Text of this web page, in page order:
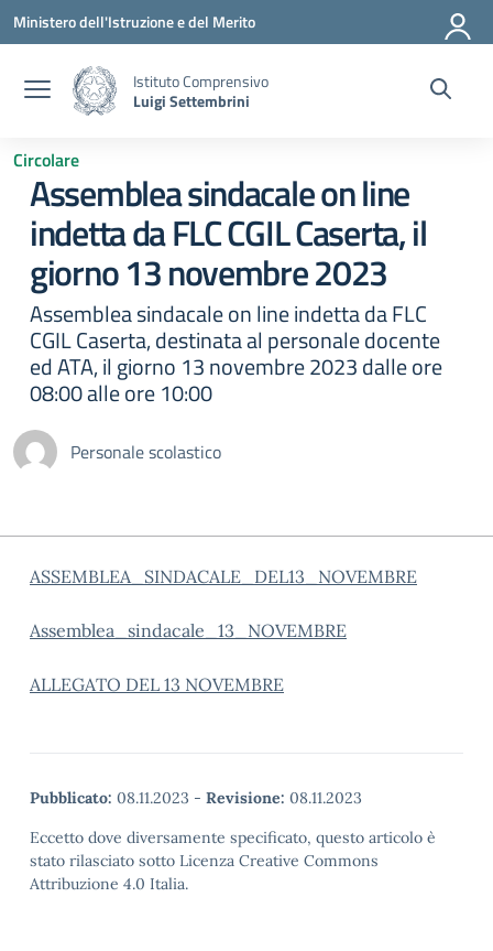
Vai ai contenuti
Vai al menu di navigazione
Vai al footer
Ministero dell'Istruzione e del Merito
Istituto Comprensivo
Luigi Settembrini
Circolare
Assemblea sindacale on line
indetta da FLC CGIL Caserta, il
giorno 13 novembre 2023
Assemblea sindacale on line indetta da FLC
CGIL Caserta, destinata al personale docente
ed ATA, il giorno 13 novembre 2023 dalle ore
08:00 alle ore 10:00
Personale scolastico
ASSEMBLEA_SINDACALE_DEL13_NOVEMBRE
Assemblea_sindacale_13_NOVEMBRE
ALLEGATO DEL 13 NOVEMBRE
Pubblicato: 08.11.2023 - Revisione: 08.11.2023
Eccetto dove diversamente specificato, questo articolo è
stato rilasciato sotto Licenza Creative Commons
Attribuzione 4.0 Italia.